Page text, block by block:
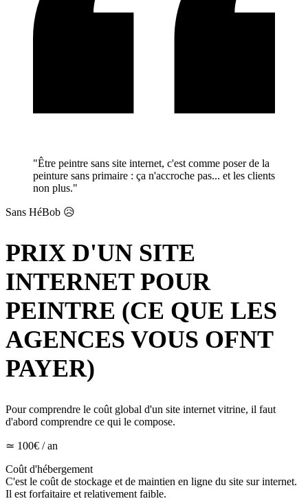
"Être peintre sans site internet, c'est comme poser de la
peinture sans primaire : ça n'accroche pas... et les clients
non plus."
Sans HéBob 😥
PRIX D'UN SITE
INTERNET POUR
PEINTRE (CE QUE LES
AGENCES VOUS OFNT
PAYER)
Pour comprendre le coût global d'un site internet vitrine, il faut
d'abord comprendre ce qui le compose.
≃ 100€ / an
Coût d'hébergement
C'est le coût de stockage et de maintien en ligne du site sur internet.
Il est forfaitaire et relativement faible.